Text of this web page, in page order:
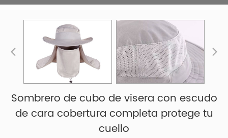
Sombrero de cubo de visera con escudo
de cara cobertura completa protege tu
cuello